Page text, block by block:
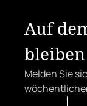
Auf
bleiben
Melden Sie